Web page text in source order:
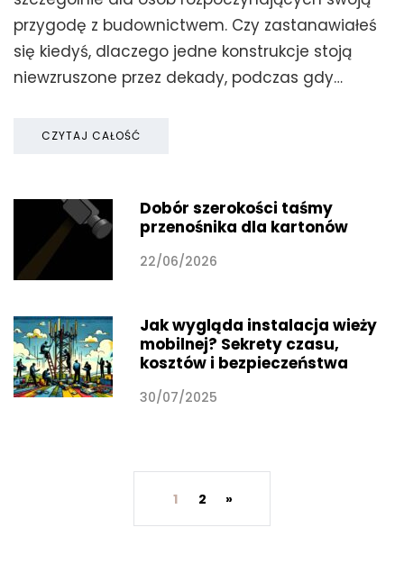
przygodę z budownictwem. Czy zastanawiałeś
się kiedyś, dlaczego jedne konstrukcje stoją
niewzruszone przez dekady, podczas gdy…
CZYTAJ CAŁOŚĆ
Dobór szerokości taśmy
przenośnika dla kartonów
22/06/2026
Jak wygląda instalacja wieży
mobilnej? Sekrety czasu,
kosztów i bezpieczeństwa
30/07/2025
1 2 »